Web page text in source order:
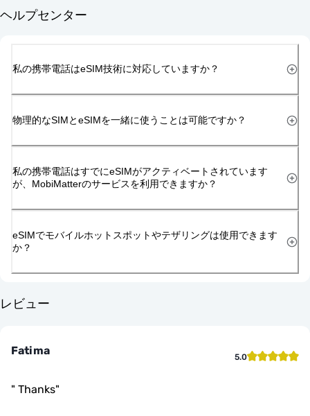
ヘルプセンター
私の携帯電話はeSIM技術に対応していますか？
物理的なSIMとeSIMを一緒に使うことは可能ですか？
私の携帯電話はすでにeSIMがアクティベートされています
が、MobiMatterのサービスを利用できますか？
eSIMでモバイルホットスポットやテザリングは使用できます
か？
レビュー
Fatima 5.0
" Thanks"